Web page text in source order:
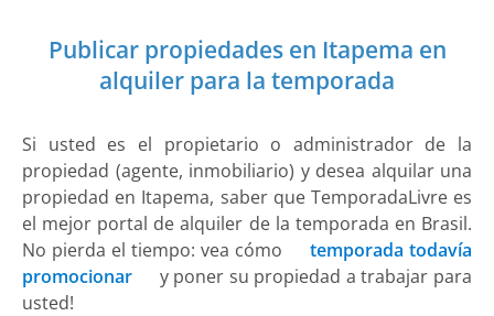
Publicar propiedades en Itapema en
alquiler para la temporada
Si usted es el propietario o administrador de la
propiedad (agente, inmobiliario) y desea alquilar una
propiedad en Itapema, saber que TemporadaLivre es
el mejor portal de alquiler de la temporada en Brasil.
No pierda el tiempo: vea cómo
temporada todavía
promocionar
y poner su propiedad a trabajar para
usted!